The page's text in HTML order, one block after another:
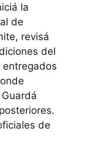
la
de
revisá
del
entregados
de